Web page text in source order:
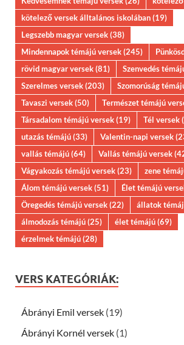
kötelező versek álltalános iskolában(19)
Legszebb magyar versek(38)
Mindennapok témájú versek(245)
rövid magyar versek(81) Szenvedés
Szerelmes versek(203) Szomorúság
Tavaszi versek(50) Természet témájú
Társadalom témájú versek(19) Tél versek
utazás témájú(33) Valentin-napi versek
vallás témájú(64) Vallás témájú versek
Vágyakozás témájú versek(23) zene
Álom témájú versek(51) Élet témájú
Öregedés témájú versek(22) állatok
álmodozás témájú(25) élet témájú(69)
érzelmek témájú(28)
VERS KATEGÓRIÁK:
Ábrányi Emil versek (19)
Ábrányi Kornél versek (1)